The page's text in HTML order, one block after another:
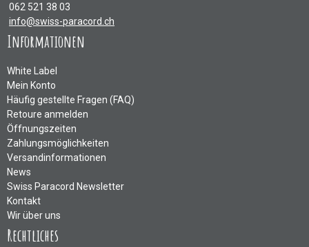
062 521 38 03
info@swiss-paracord.ch
Informationen
White Label
Mein Konto
Häufig gestellte Fragen (FAQ)
Retoure anmelden
Öffnungszeiten
Zahlungsmöglichkeiten
Versandinformationen
News
Swiss Paracord Newsletter
Kontakt
Wir über uns
Rechtliches